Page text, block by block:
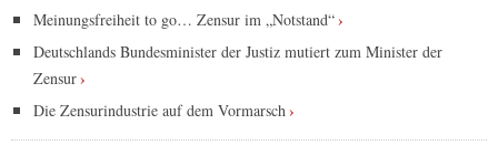
Meinungsfreiheit to go… Zensur im „Notstand“
Deutschlands Bundesminister der Justiz mutiert zum Minister der
Zensur
Die Zensurindustrie auf dem Vormarsch